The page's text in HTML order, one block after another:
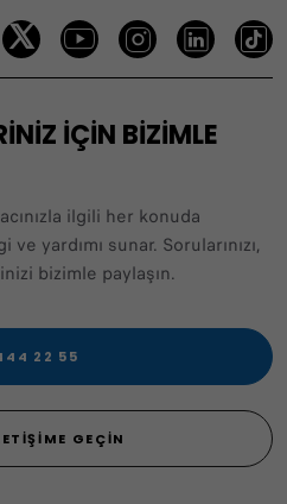
İÇİN BİZİMLE
ilgili her konuda
yardımı sunar. Sorularınızı,
bizimle paylaşın.
22 55
GEÇIN